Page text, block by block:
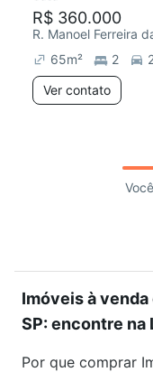
R$ 360.000
R. Manoel Ferreira
65m² 2
Ver contato
Imóveis à venda
SP: encontre na
Por que comprar